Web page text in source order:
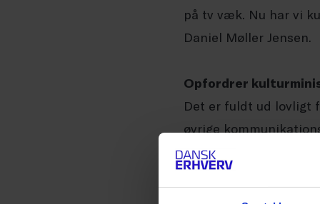
på tv væk. Nu har vi
Daniel Møller Jensen.
Opfordrer
Det er fuldt ud lovligt
øvrige
streamingtjenester.
også at gælde